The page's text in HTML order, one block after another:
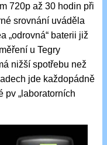
720p až 30 hodin při
srovnání uváděla
„odrovná“ baterii již
u Tegry
nižší spotřebu než
jde každopádně
pv „laboratorních